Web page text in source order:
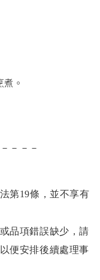
。
－－－
第19條，並不享有
品項錯誤缺少，請
便安排後續處理事